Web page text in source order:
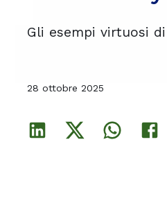
Gli esempi virtuosi
28 ottobre 2025
Gli esempi virtuosi
28 ottobre 2025
Gli esempi virtuosi
28 ottobre 2025